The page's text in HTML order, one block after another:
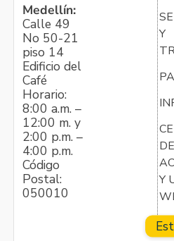
Medellín:
Calle 49
No 50-21
piso 14
Edificio del
Café
Horario:
8:00 a.m. –
12:00 m. y
2:00 p.m. –
4:00 p.m.
Código
Postal:
050010
Y
DE
Y